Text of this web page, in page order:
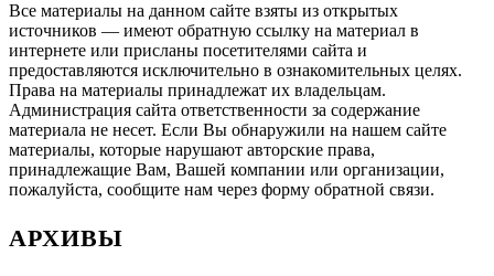
Все материалы на данном сайте взяты из открытых
источников — имеют обратную ссылку на материал в
интернете или присланы посетителями сайта и
предоставляются исключительно в ознакомительных целях.
Права на материалы принадлежат их владельцам.
Администрация сайта ответственности за содержание
материала не несет. Если Вы обнаружили на нашем сайте
материалы, которые нарушают авторские права,
принадлежащие Вам, Вашей компании или организации,
пожалуйста, сообщите нам через форму обратной связи.
АРХИВЫ